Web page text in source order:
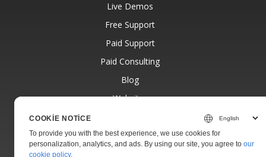
Live Demos
Free Support
Paid Support
Paid Consulting
Blog
Websites
COOKIE NOTICE
To provide you with the best experience, we use cookies for
personalization, analytics, and ads. By using our site, you agree toour
cookie policy.